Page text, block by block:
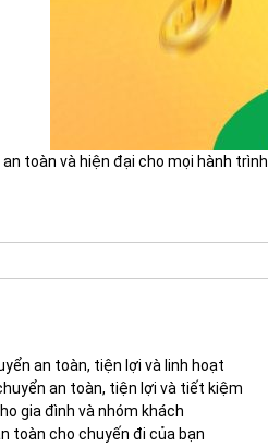
toàn và hiện đại cho mọi hành trình
an toàn, tiện lợi và linh hoạt
an toàn, tiện lợi và tiết kiệm
gia đình và nhóm khách
toàn cho chuyến đi của bạn